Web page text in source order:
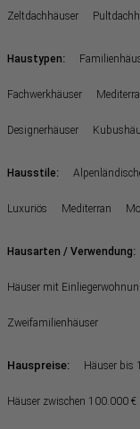
Zeltdachhäuser
Haustypen:
Fachwerkhäuser
Designerhäuser
Hausstile:
Luxuriös Mediterran
Hausarten / Verwendung:
Häuser mit
Zweifamilienhäuser
Hauspreise: Häuser bis
Häuser zwischen 100.000